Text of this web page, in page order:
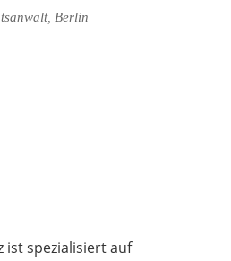
Berlin
ist spezialisiert auf